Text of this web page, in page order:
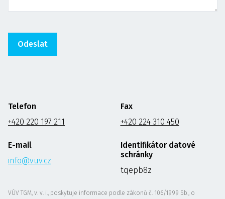
Telefon
+420 220 197 211
E-mail
info@vuv.cz
Fax
+420 224 310 450
Identifikátor datové
schránky
tqepb8z
VÚV TGM, v. v. i., poskytuje informace podle zákonů č. 106/1999 Sb., o